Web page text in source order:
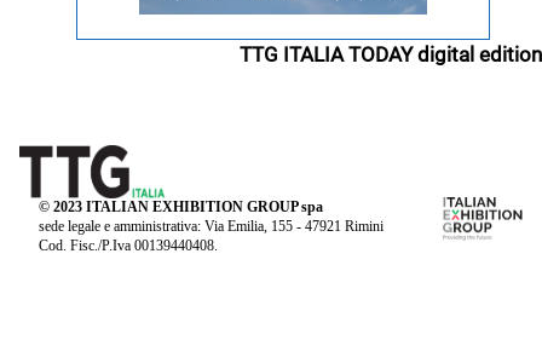
TTG ITALIA TODAY digital edition
© 2023 ITALIAN EXHIBITION GROUP spa
sede legale e amministrativa: Via Emilia, 155 - 47921 Rimini
Cod. Fisc./P.Iva 00139440408.